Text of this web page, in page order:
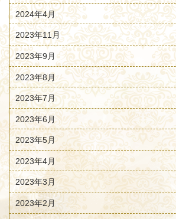
2024年4月
2023年11月
2023年9月
2023年8月
2023年7月
2023年6月
2023年5月
2023年4月
2023年3月
2023年2月